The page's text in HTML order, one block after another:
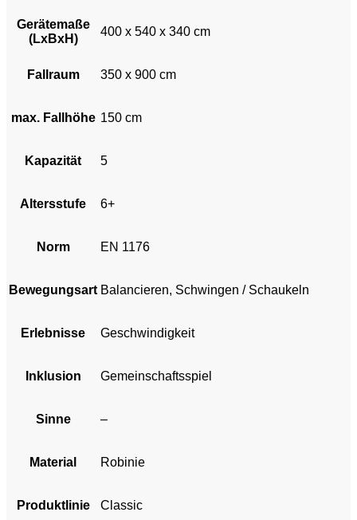
Gerätemaße
(LxBxH)
400 x 540 x 340 cm
Fallraum 350 x 900 cm
max. Fallhöhe 150 cm
Kapazität 5
Altersstufe 6+
Norm EN 1176
Bewegungsart Balancieren, Schwingen / Schaukeln
Erlebnisse Geschwindigkeit
Inklusion Gemeinschaftsspiel
Sinne –
Material Robinie
Produktlinie Classic